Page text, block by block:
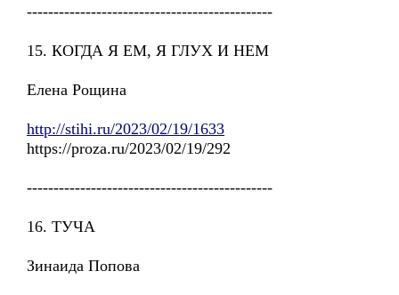
----------------------------------------------
15. КОГДА Я ЕМ, Я ГЛУХ И НЕМ
Елена Рощина
http://stihi.ru/2023/02/19/1633
https://proza.ru/2023/02/19/292
----------------------------------------------
16. ТУЧА
Зинаида Попова